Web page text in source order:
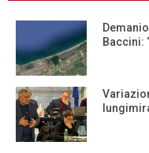
Baccini: